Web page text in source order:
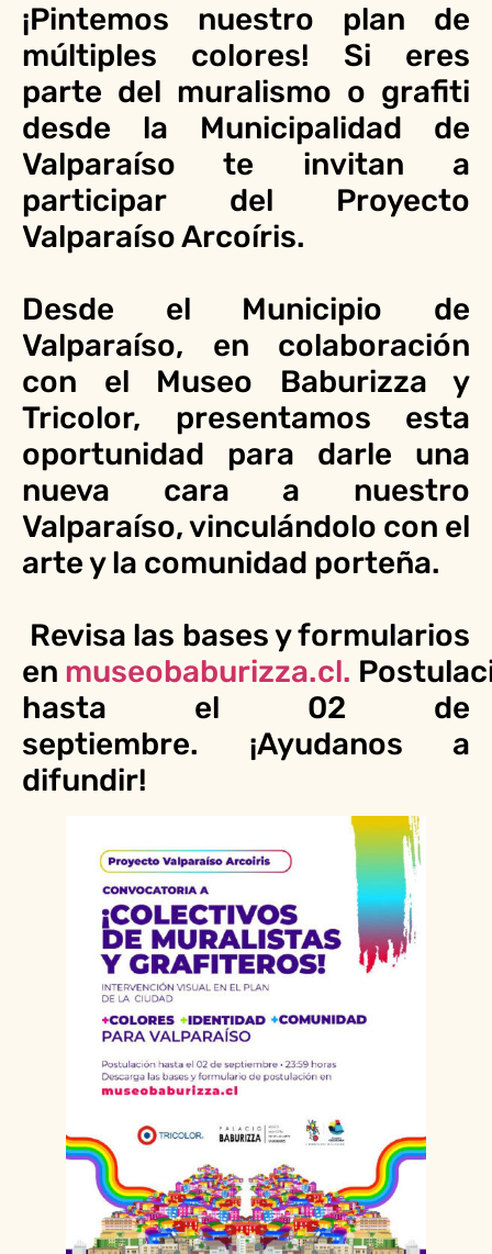
¡Pintemos nuestro plan de
múltiples colores! Si eres
parte del muralismo o grafiti
desde la Municipalidad de
Valparaíso te invitan a
participar del Proyecto
Valparaíso Arcoíris.
Desde el Municipio de
Valparaíso, en colaboración
con el Museo Baburizza y
Tricolor, presentamos esta
oportunidad para darle una
nueva cara a nuestro
Valparaíso, vinculándolo con el
arte y la comunidad porteña.
Revisa las bases y formularios
en museobaburizza.cl.
hasta el 02 de
septiembre. ¡Ayudanos a
difundir!